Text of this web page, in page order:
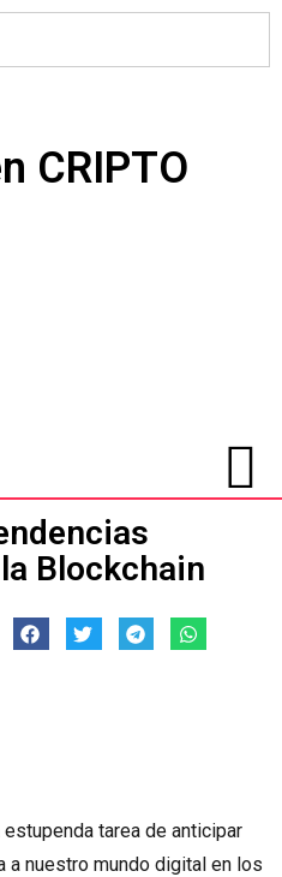
CRIPTO
Blockchain
tarea de anticipar
a nuestro mundo digital en los